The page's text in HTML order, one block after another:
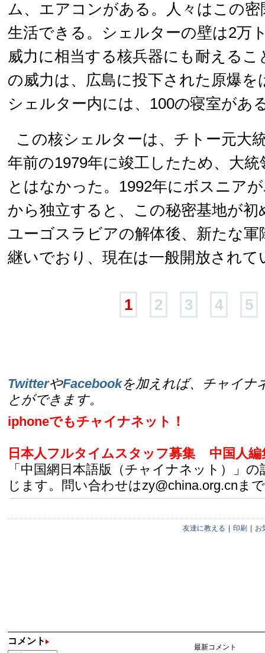
ム、エアコンがある。人々はこの密
生活できる。シェルターの壁は2万
威力に相当する核兵器にも耐える
の威力は、広島に投下された原爆を
シェルター内には、100の寝室があ
この核シェルターは、チトー元大
年前の1979年に竣工したため、大
とはなかった。1992年にボスニア
から独立すると、この秘密基地が初
ユーゴスラビアの解体後、新たな
継いでおり、現在は一般開放されて
1 2 3 4 5
TwitterやFacebookを加えれば、チャイナ
とができます。
iphoneでもチャイナネット！
日本人フルタイムスタッフ募集
中国人
「中国網日本語版（チャイナネット）」
じます。問い合わせはzy@china.org.cnまで
友達に教える 印刷 お
コメント
最新コメント